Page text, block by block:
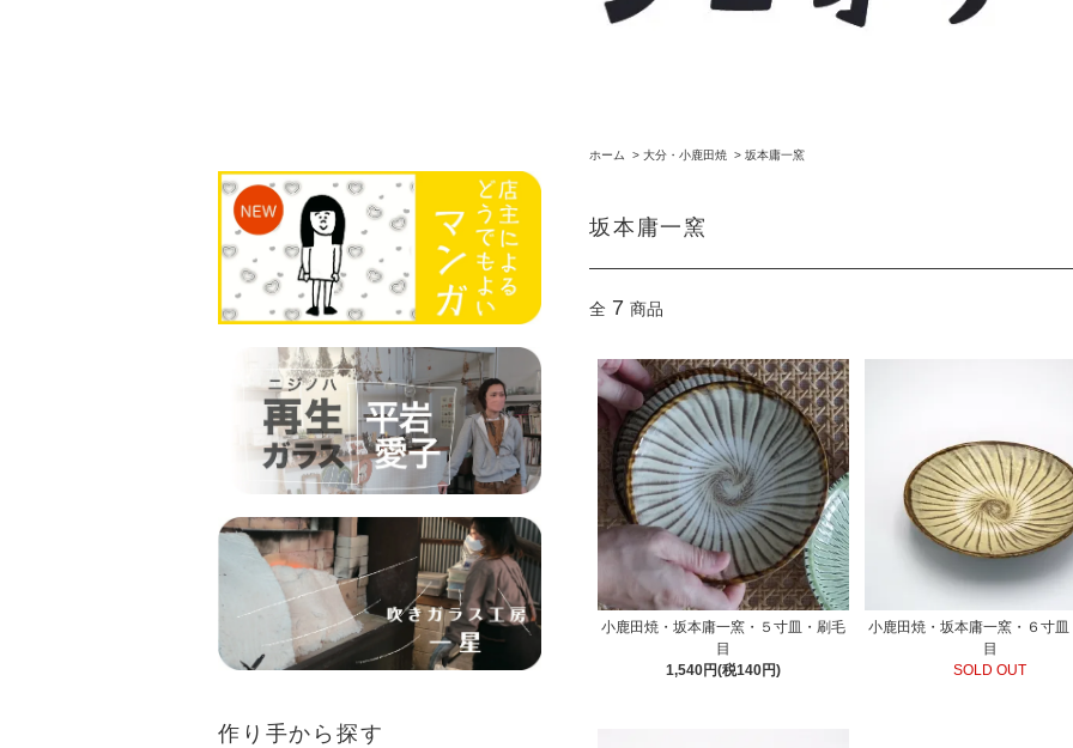
ホーム > 大分・小鹿田焼 > 坂本庸一窯
坂本庸一窯
全 7 商品
小鹿田焼・坂本庸一窯・５寸皿・刷毛
目
1,540円(税140円)
小鹿田焼・坂本庸一窯・６寸皿
目
SOLD OUT
作り手から探す